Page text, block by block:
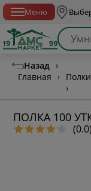
Меню
Назад ›
Главная
›
Полки
›
ПОЛКА 100
(0.0)